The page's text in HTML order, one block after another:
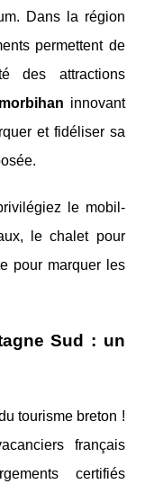
Dans la région
permettent de
des attractions
innovant
et fidéliser sa
le mobil-
le chalet pour
pour marquer les
Sud : un
tourisme breton !
français
certifiés